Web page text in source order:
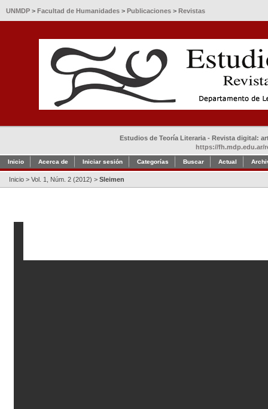
UNMDP > Facultad de Humanidades > Publicaciones > Revistas
Estudios de Teoría Literaria - Revista digital:
https://fh.mdp.edu.ar/
Inicio Acerca de Iniciar sesión Categorías Buscar Actual
Inicio > Vol. 1, Núm. 2 (2012) > Sleimen